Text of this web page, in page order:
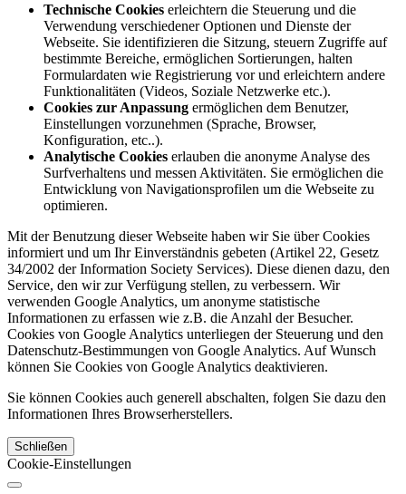
Technische Cookies erleichtern die Steuerung und die
Verwendung verschiedener Optionen und Dienste der
Webseite. Sie identifizieren die Sitzung, steuern Zugriffe auf
bestimmte Bereiche, ermöglichen Sortierungen, halten
Formulardaten wie Registrierung vor und erleichtern andere
Funktionalitäten (Videos, Soziale Netzwerke etc.).
Cookies zur Anpassung ermöglichen dem Benutzer,
Einstellungen vorzunehmen (Sprache, Browser,
Konfiguration, etc..).
Analytische Cookies erlauben die anonyme Analyse des
Surfverhaltens und messen Aktivitäten. Sie ermöglichen die
Entwicklung von Navigationsprofilen um die Webseite zu
optimieren.
Mit der Benutzung dieser Webseite haben wir Sie über Cookies
informiert und um Ihr Einverständnis gebeten (Artikel 22, Gesetz
34/2002 der Information Society Services). Diese dienen dazu, den
Service, den wir zur Verfügung stellen, zu verbessern. Wir
verwenden Google Analytics, um anonyme statistische
Informationen zu erfassen wie z.B. die Anzahl der Besucher.
Cookies von Google Analytics unterliegen der Steuerung und den
Datenschutz-Bestimmungen von Google Analytics. Auf Wunsch
können Sie Cookies von Google Analytics deaktivieren.
Sie können Cookies auch generell abschalten, folgen Sie dazu den
Informationen Ihres Browserherstellers.
Schließen
Cookie-Einstellungen